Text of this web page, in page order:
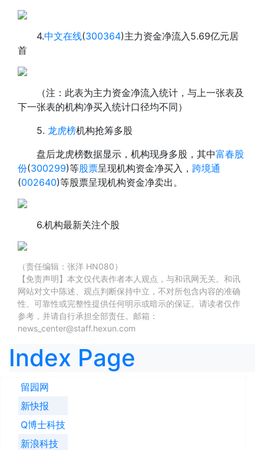
4.中文在线(300364)主力资金净流入5.69亿元居
首
（注：此表为主力资金净流入统计，与上一张表及
下一张表的机构净买入统计口径均不同）
5. 龙虎榜机构抢筹多股
盘后龙虎榜数据显示，机构现身多股，其中富春股
份(300299)等股票呈现机构资金净买入， 跨境通
(002640)等股票呈现机构资金净卖出。
6.机构最新关注个股
（责任编辑：张洋 HN080）
【免责声明】本文仅代表作者本人观点，与和讯网无关。和讯
网站对文中陈述、观点判断保持中立，不对所包含内容的准确
性、可靠性或完整性提供任何明示或暗示的保证。请读者仅作
参考，并请自行承担全部责任。邮箱：
news_center@staff.hexun.com
Index Page
留园网
新快报
Q博士科技
新浪科技